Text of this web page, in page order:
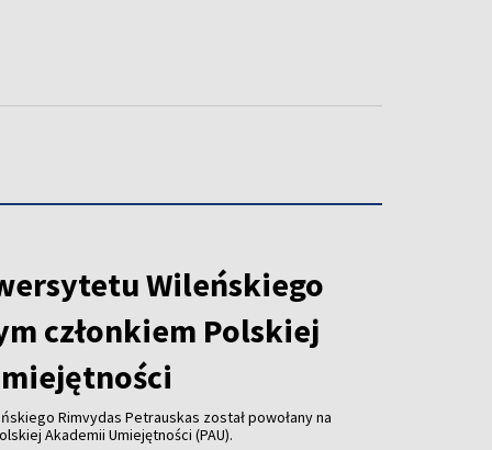
Wileńskiego
członkiem Polskiej
Rimvydas Petrauskas został powołany na
Akademii Umiejętności (PAU).